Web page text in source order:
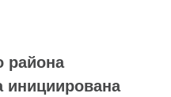
района
инициирована